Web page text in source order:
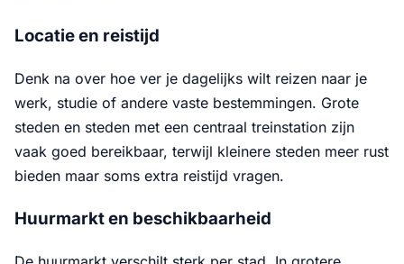
Locatie en reistijd
Denk na over hoe ver je dagelijks wilt reizen naar je
werk, studie of andere vaste bestemmingen. Grote
steden en steden met een centraal treinstation zijn
vaak goed bereikbaar, terwijl kleinere steden meer rust
bieden maar soms extra reistijd vragen.
Huurmarkt en beschikbaarheid